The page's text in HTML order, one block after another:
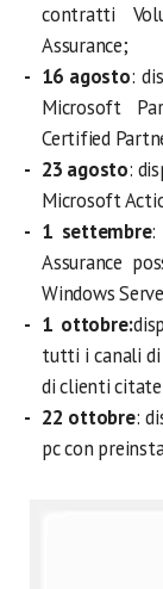
contratti
Assurance;
16 agosto:
Microsoft
Certified
23 agosto:
Microsoft
1 settembre:
Assurance
Windows
1 ottobre:
tutti i canali
di clienti
22 ottobre:
pc con